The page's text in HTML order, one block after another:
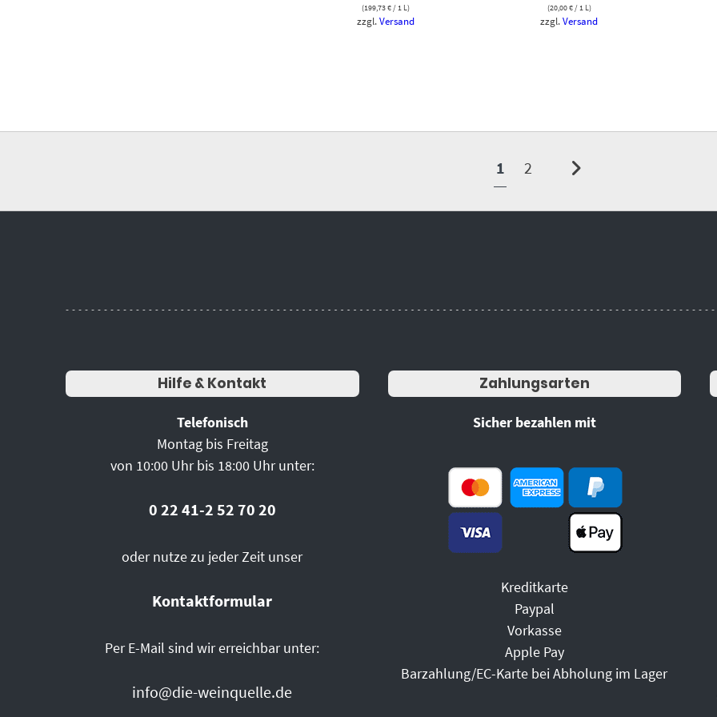
(199,73€/ 1 L)
zzgl.Versand
(20,00€/ 1 L)
zzgl.Versand
1 2
Hilfe & Kontakt
Telefonisch
Montag bis Freitag
von 10:00 Uhr bis 18:00 Uhr unter:
0 22 41-2 52 70 20
oder nutze zu jeder Zeit unser
Kontaktformular
Per E-Mail sind wir erreichbar unter:
info@die-weinquelle.de
Zahlungsarten
Sicher bezahlen mit
Kreditkarte
Paypal
Vorkasse
Apple Pay
Barzahlung/EC-Karte bei Abholung im Lager